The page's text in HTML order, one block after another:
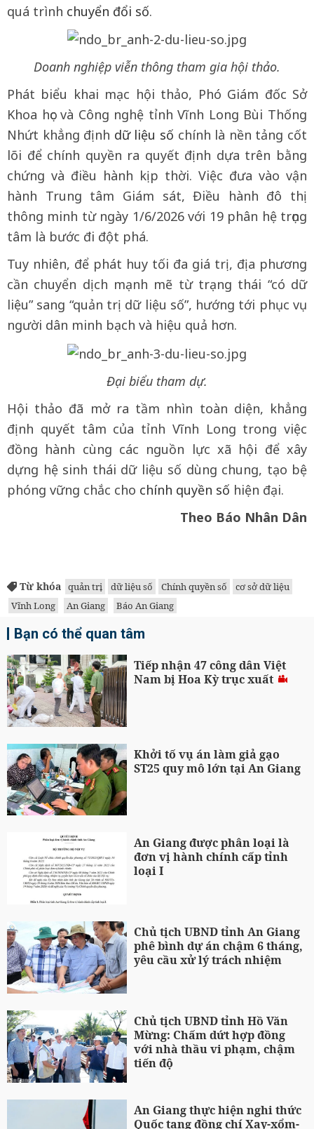
quá trình chuyển đổi số.
Doanh nghiệp viễn thông tham gia hội thảo.
Phát biểu khai mạc hội thảo, Phó Giám đốc Sở
Khoa học và Công nghệ tỉnh Vĩnh Long Bùi Thống
Nhứt khẳng định dữ liệu số chính là nền tảng cốt
lõi để chính quyền ra quyết định dựa trên bằng
chứng và điều hành kịp thời. Việc đưa vào vận
hành Trung tâm Giám sát, Điều hành đô thị
thông minh từ ngày 1/6/2026 với 19 phân hệ trọng
tâm là bước đi đột phá.
Tuy nhiên, để phát huy tối đa giá trị, địa phương
cần chuyển dịch mạnh mẽ từ trạng thái “có dữ
liệu” sang “quản trị dữ liệu số”, hướng tới phục vụ
người dân minh bạch và hiệu quả hơn.
Đại biểu tham dự.
Hội thảo đã mở ra tầm nhìn toàn diện, khẳng
định quyết tâm của tỉnh Vĩnh Long trong việc
đồng hành cùng các nguồn lực xã hội để xây
dựng hệ sinh thái dữ liệu số dùng chung, tạo bệ
phóng vững chắc cho chính quyền số hiện đại.
Theo Báo Nhân Dân
Từ khóa quản trị dữ liệu số Chính quyền số
cơ sở dữ liệu
Vĩnh Long
An Giang Báo An Giang
Bạn có thể quan tâm
Tiếp nhận 47 công dân Việt
Nam bị Hoa Kỳ trục xuất
Khởi tố vụ án làm giả gạo
ST25 quy mô lớn tại An Giang
An Giang được phân loại là
đơn vị hành chính cấp tỉnh
loại I
Chủ tịch UBND tỉnh An Giang
phê bình dự án chậm 6 tháng,
yêu cầu xử lý trách nhiệm
Chủ tịch UBND tỉnh Hồ Văn
Mừng: Chấm dứt hợp đồng
với nhà thầu vi phạm, chậm
tiến độ
An Giang thực hiện nghi thức
Quốc tang đồng chí Xay-xổm-